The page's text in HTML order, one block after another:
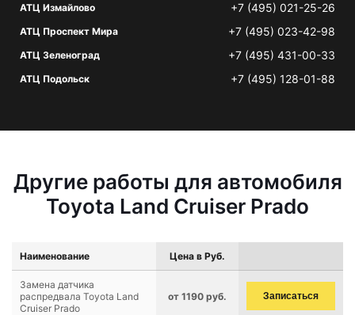
АТЦ Измайлово +7 (495) 021-25-26
АТЦ Проспект Мира +7 (495) 023-42-98
АТЦ Зеленоград +7 (495) 431-00-33
АТЦ Подольск +7 (495) 128-01-88
Другие работы для автомобиля
Toyota Land Cruiser Prado
Наименование Цена в Руб.
Замена датчика
распредвала Toyota Land
Cruiser Prado
от 1190 руб. Записаться